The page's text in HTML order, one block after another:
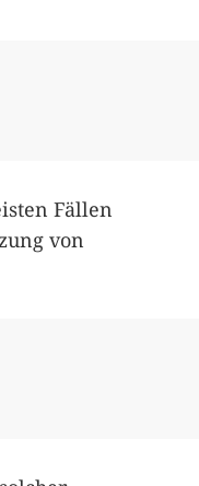
Fällen
von